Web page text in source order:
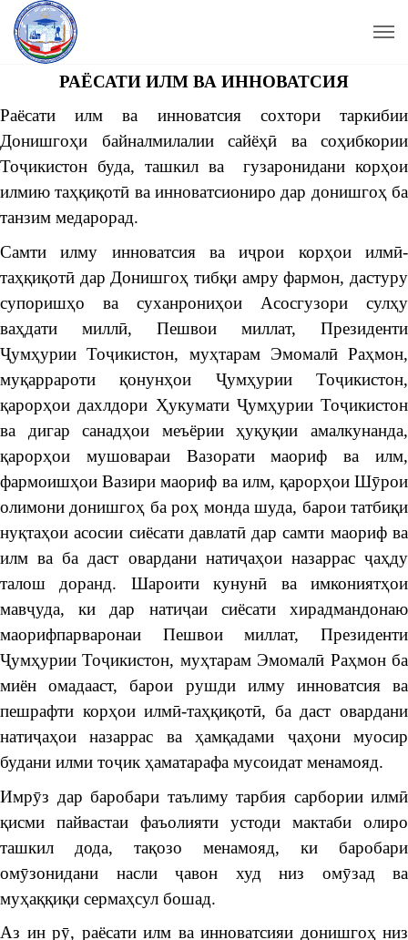
РАЁСАТИ ИЛМ ВА ИННОВАТСИЯ
Раёсати илм ва инноватсия сохтори таркибии
Донишгоҳи байналмилалии сайёҳӣ ва соҳибкории
Тоҷикистон буда, ташкил ва гузаронидани корҳои
илмию таҳқиқотӣ ва инноватсиониро дар донишгоҳ ба
танзим медарорад.
Самти илму инноватсия ва иҷрои корҳои илмӣ-
таҳқиқотӣ дар Донишгоҳ тибқи амру фармон, дастуру
супоришҳо ва суханрониҳои Асосгузори сулҳу
ваҳдати миллӣ, Пешвои миллат, Президенти
Ҷумҳурии Тоҷикистон, муҳтарам Эмомалӣ Раҳмон,
муқаррароти қонунҳои Ҷумҳурии Тоҷикистон,
қарорҳои дахлдори Ҳукумати Ҷумҳурии Тоҷикистон
ва дигар санадҳои меъёрии ҳуқуқии амалкунанда,
қарорҳои мушовараи Вазорати маориф ва илм,
фармоишҳои Вазири маориф ва илм, қарорҳои Шӯрои
олимони донишгоҳ ба роҳ монда шуда, барои татбиқи
нуқтаҳои асосии сиёсати давлатӣ дар самти маориф ва
илм ва ба даст овардани натиҷаҳои назаррас ҷаҳду
талош доранд. Шароити кунунӣ ва имкониятҳои
мавҷуда, ки дар натиҷаи сиёсати хирадмандонаю
маорифпарваронаи Пешвои миллат, Президенти
Ҷумҳурии Тоҷикистон, муҳтарам Эмомалӣ Раҳмон ба
миён омадааст, барои рушди илму инноватсия ва
пешрафти корҳои илмӣ-таҳқиқотӣ, ба даст овардани
натиҷаҳои назаррас ва ҳамқадами ҷаҳони муосир
будани илми тоҷик ҳаматарафа мусоидат менамояд.
Имрӯз дар баробари таълиму тарбия сарбории илмӣ
қисми пайвастаи фаъолияти устоди мактаби олиро
ташкил дода, тақозо менамояд, ки баробари
омӯзонидани насли ҷавон худ низ омӯзад ва
муҳаққиқи сермаҳсул бошад.
Аз ин рӯ, раёсати илм ва инноватсияи донишгоҳ низ